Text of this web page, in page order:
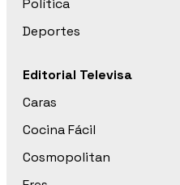
Política
Deportes
Editorial Televisa
Caras
Cocina Fácil
Cosmopolitan